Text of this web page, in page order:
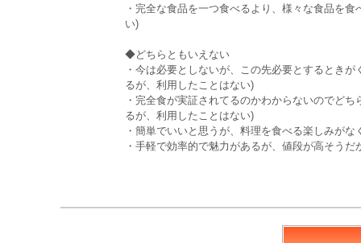
・完全な食品を一つ食べるより、様々な食品を
い)
◆どちらともいえない
・今は必要としないが、この先必要とするとき
るが、利用したことはない)
・完全食が実証されてるのかわからないのでど
るが、利用したことはない)
・簡単でいいと思うが、料理を食べる楽しみが
・手軽で効率的で魅力があるが、値段が高そう